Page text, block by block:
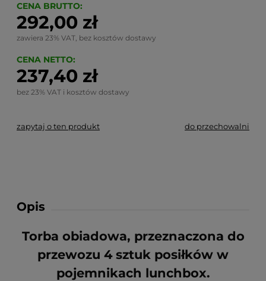
CENA BRUTTO:
292,00 zł
zawiera 23% VAT, bez kosztów dostawy
CENA NETTO:
237,40 zł
bez 23% VAT i kosztów dostawy
zapytaj o ten produkt do przechowalni
Opis
Torba obiadowa, przeznaczona do
przewozu 4 sztuk posiłków w
pojemnikach lunchbox.